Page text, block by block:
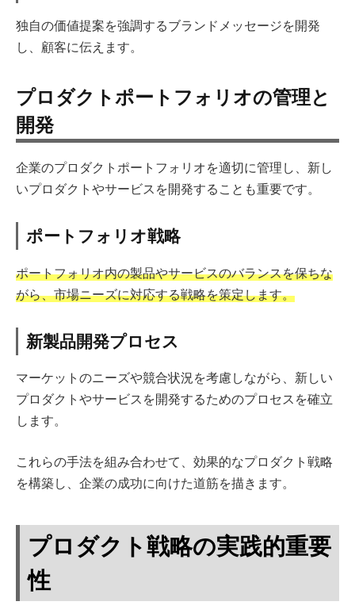
独自の価値提案を強調するブランドメッセージを開発
し、顧客に伝えます。
プロダクトポートフォリオの管理と
開発
企業のプロダクトポートフォリオを適切に管理し、新し
いプロダクトやサービスを開発することも重要です。
ポートフォリオ戦略
ポートフォリオ内の製品やサービスのバランスを保ちな
がら、市場ニーズに対応する戦略を策定します。
新製品開発プロセス
マーケットのニーズや競合状況を考慮しながら、新しい
プロダクトやサービスを開発するためのプロセスを確立
します。
これらの手法を組み合わせて、効果的なプロダクト戦略
を構築し、企業の成功に向けた道筋を描きます。
プロダクト戦略の実践的重要
性